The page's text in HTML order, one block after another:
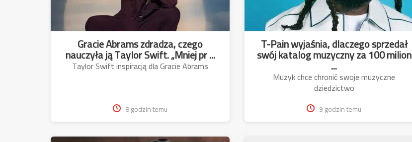
Gracie Abrams zdradza, czego
nauczyła ją Taylor Swift. „Mniej pr ...
Taylor Swift inspiracją dla Gracie Abrams
8 godzin temu
T-Pain wyjaśnia, dlaczego sprzedał
swój katalog muzyczny za 100 milion
...
Muzyk chce chronić swoje muzyczne
dziedzictwo
9 godzin temu